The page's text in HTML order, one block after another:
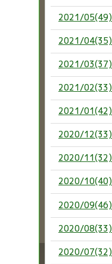
2021/05(49)
2021/04(35)
2021/03(37)
2021/02(33)
2021/01(42)
2020/12(33)
2020/11(32)
2020/10(40)
2020/09(46)
2020/08(33)
2020/07(32)